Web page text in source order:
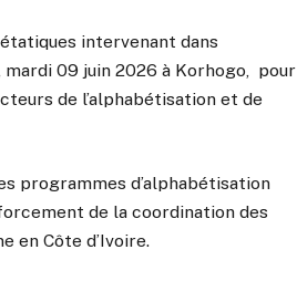
intervenant dans
09 juin 2026 à Korhogo, pour
de l’alphabétisation et de
programmes d’alphabétisation
de la coordination des
en Côte d’Ivoire.